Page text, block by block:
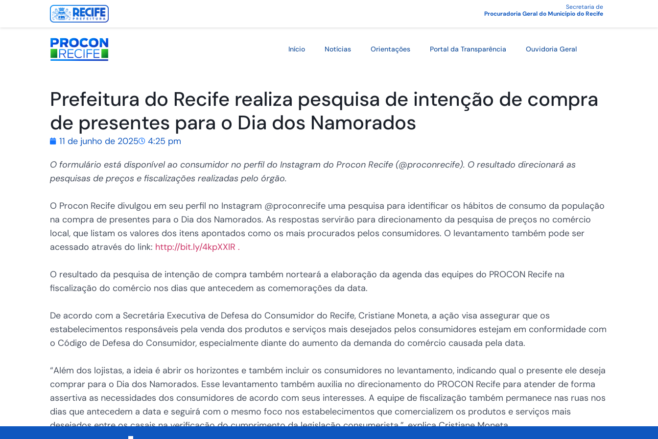
Secretaria de
Procuradoria Geral do Município do Recife
Início Notícias Orientações Portal da Transparência Ouvidoria Geral
Prefeitura do Recife realiza pesquisa de intenção de compra
de presentes para o Dia dos Namorados
11 de junho de 2025
4:25 pm
O formulário está disponível ao consumidor no perfil do Instagram do Procon Recife (@proconrecife). O resultado direcionará as
pesquisas de preços e fiscalizações realizadas pelo órgão.
O Procon Recife divulgou em seu perfil no Instagram @proconrecife uma pesquisa para identificar os hábitos de consumo da população
na compra de presentes para o Dia dos Namorados. As respostas servirão para direcionamento da pesquisa de preços no comércio
local, que listam os valores dos itens apontados como os mais procurados pelos consumidores. O levantamento também pode ser
acessado através do link: http://bit.ly/4kpXXlR .
O resultado da pesquisa de intenção de compra também norteará a elaboração da agenda das equipes do PROCON Recife na
fiscalização do comércio nos dias que antecedem as comemorações da data.
De acordo com a Secretária Executiva de Defesa do Consumidor do Recife, Cristiane Moneta, a ação visa assegurar que os
estabelecimentos responsáveis pela venda dos produtos e serviços mais desejados pelos consumidores estejam em conformidade com
o Código de Defesa do Consumidor, especialmente diante do aumento da demanda do comércio causada pela data.
“Além dos lojistas, a ideia é abrir os horizontes e também incluir os consumidores no levantamento, indicando qual o presente ele deseja
comprar para o Dia dos Namorados. Esse levantamento também auxilia no direcionamento do PROCON Recife para atender de forma
assertiva as necessidades dos consumidores de acordo com seus interesses. A equipe de fiscalização também permanece nas ruas nos
dias que antecedem a data e seguirá com o mesmo foco nos estabelecimentos que comercializem os produtos e serviços mais
desejados entre os casais na verificação do cumprimento da legislação consumerista.”, explica Cristiane Moneta.